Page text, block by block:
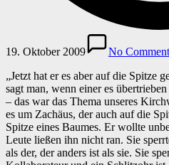
19. Oktober 2009
No
„Jetzt hat er es aber auf die Spitze
sagt man, wenn einer es
– das war das Thema unseres
es um Zachäus, der auch auf die
Spitze eines Baumes. Er wollte
Leute ließen ihn nicht ran. Sie
als der, der anders ist als sie. Sie